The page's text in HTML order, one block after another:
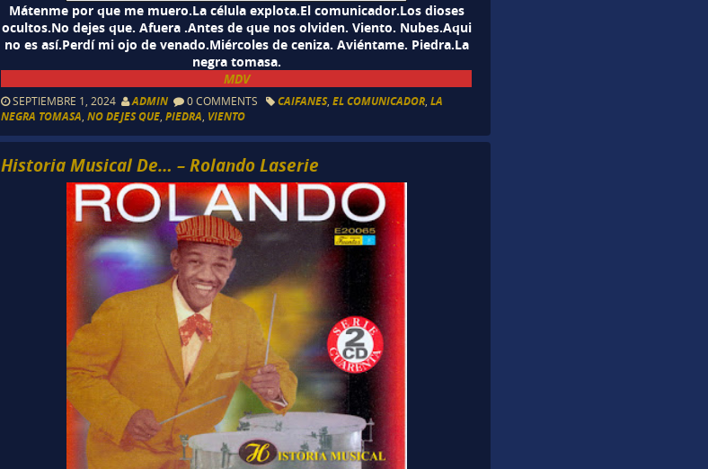
Mátenme por que me muero.La célula explota.El comunicador.Los dioses
ocultos.No dejes que. Afuera .Antes de que nos olviden. Viento. Nubes.Aqui
no es así.Perdí mi ojo de venado.Miércoles de ceniza. Aviéntame. Piedra.La
negra tomasa.
MDV
SEPTIEMBRE 1, 2024 ADMIN 0 COMMENTS CAIFANES,EL COMUNICADOR ,LA
NEGRA TOMASA ,NO DEJES QUE ,PIEDRA VIENTO
Historia Musical De… – Rolando Laserie